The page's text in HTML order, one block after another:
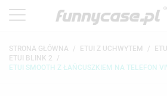
STRONA GŁÓWNA ETUI Z UCHWYTEM
ETUI BLINK 2
ETUI SMOOTH Z ŁAŃCUSZKIEM NA TELEFON